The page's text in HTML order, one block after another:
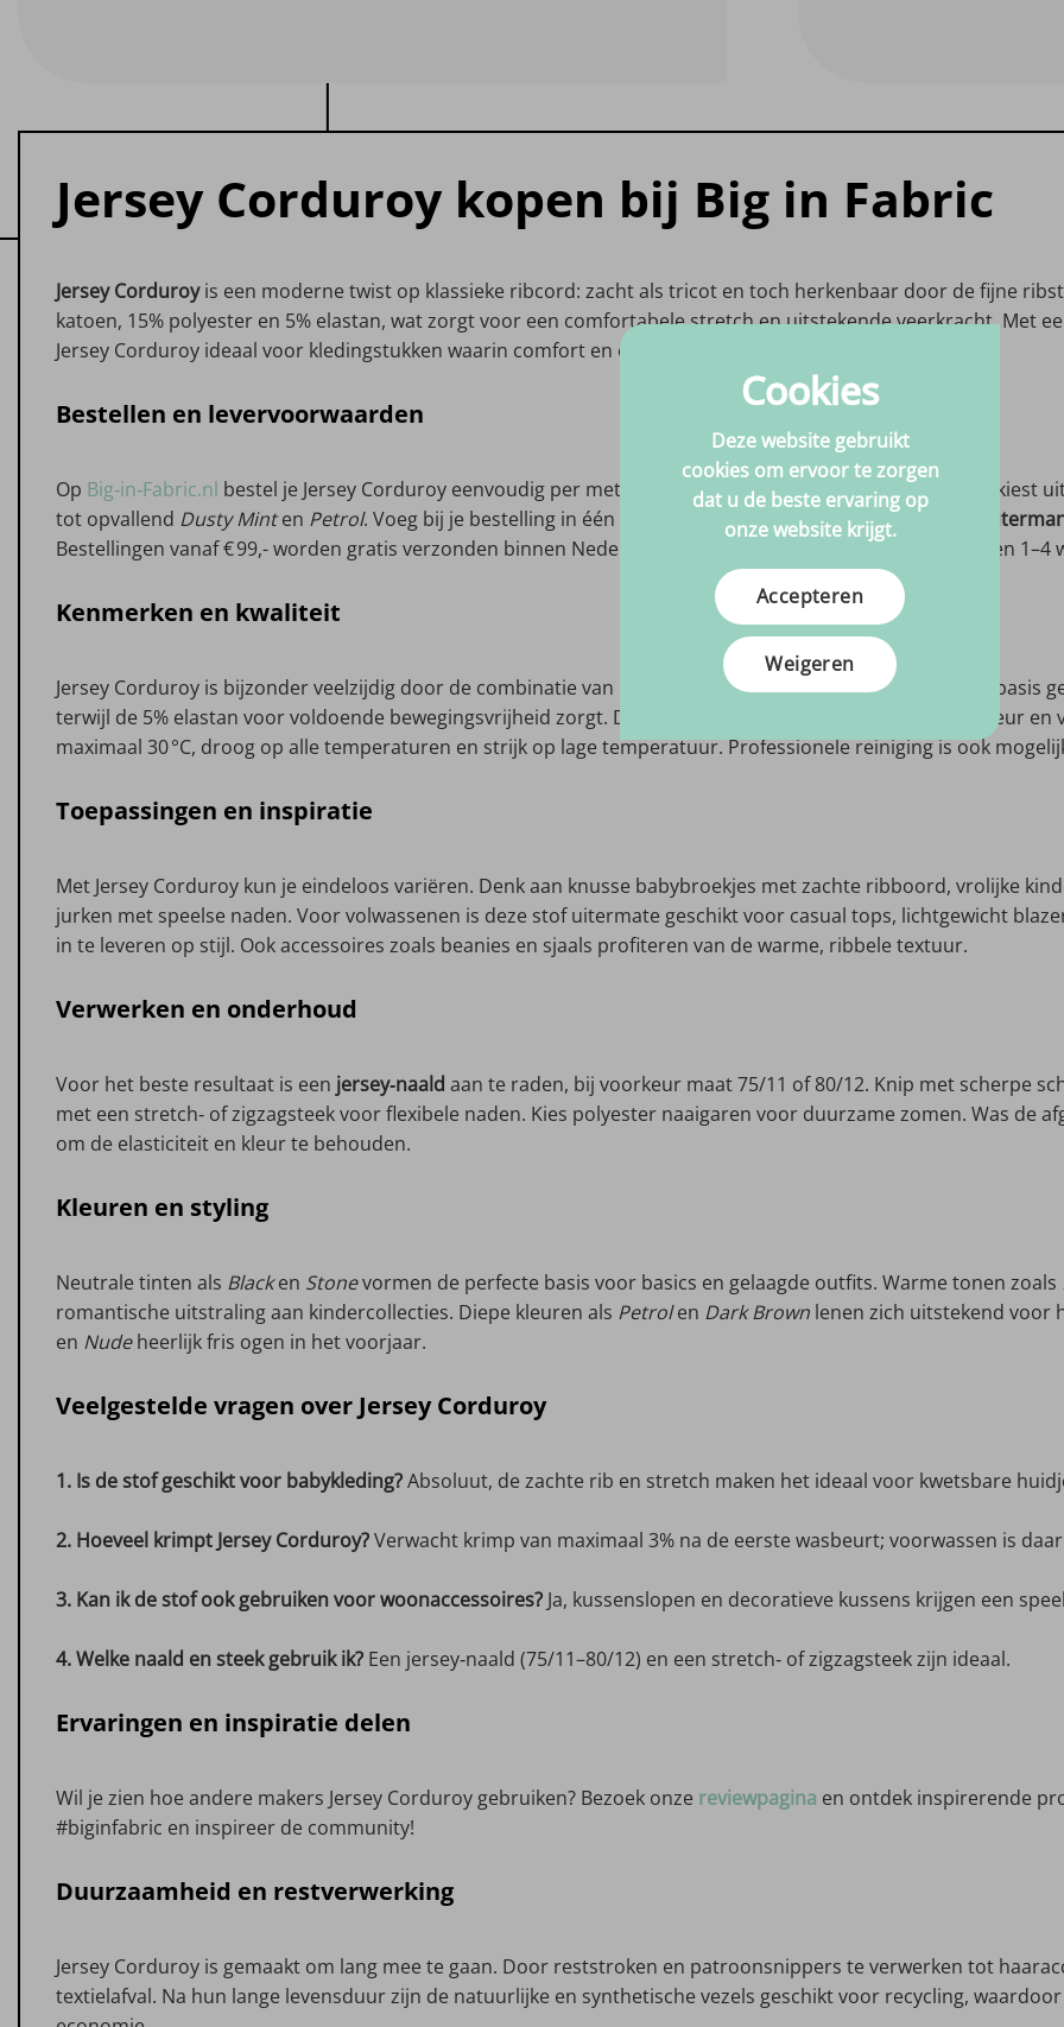
Jersey Corduroy kopen bij Big in Fabric
Jersey Corduroyis een moderne twist op klassieke ribcord: zacht als tricot en toch herkenbaar door de fijne
katoen, 15% polyester en 5% elastan, wat zorgt voor een comfortabele stretch en uitstekende veerkracht. Met
Jersey Corduroy ideaal voor kledingstukken waarin comfort en een subtiele textuur samenkomen.
Bestellen en levervoorwaarden
Op Big‑in‑Fabric.nl bestel je Jersey Corduroy eenvoudig per meter met een minimale afname van 0,5 m. Je kiest
tot opvallend Dusty Minten Petrol. Voeg bij je bestelling in één klik een pakjejersey‑naaldenen een rol
Bestellingen vanaf € 99,- worden gratis verzonden binnen Nederland en België en komen doorgaans binnen 1–4
Kenmerken en kwaliteit
Jersey Corduroy is bijzonder veelzijdig door de combinatie van ribstructuur en stretch. De 80% katoenen basis
terwijl de 5% elastan voor voldoende bewegingsvrijheid zorgt. Dankzij de polyestermix behoudt de stof kleur en
maximaal 30 °C, droog op alle temperaturen en strijk op lage temperatuur. Professionele reiniging is ook
Toepassingen en inspiratie
Met Jersey Corduroy kun je eindeloos variëren. Denk aan knusse babybroekjes met zachte ribboord, vrolijke
jurken met speelse naden. Voor volwassenen is deze stof uitermate geschikt voor casual tops, lichtgewicht
in te leveren op stijl. Ook accessoires zoals beanies en sjaals profiteren van de warme, ribbele textuur.
Verwerken en onderhoud
Voor het beste resultaat is een jersey‑naald aan te raden, bij voorkeur maat 75/11 of 80/12. Knip met scherpe
met een stretch‑ of zigzagsteek voor flexibele naden. Kies polyester naaigaren voor duurzame zomen. Was de
om de elasticiteit en kleur te behouden.
Kleuren en styling
Neutrale tinten als Blacken Stonevormen de perfecte basis voor basics en gelaagde outfits. Warme tonen zoals
romantische uitstraling aan kindercollecties. Diepe kleuren als Petrolen Dark Brown lenen zich uitstekend voor
en Nudeheerlijk fris ogen in het voorjaar.
Veelgestelde vragen over Jersey Corduroy
1. Is de stof geschikt voor babykleding?Absoluut, de zachte rib en stretch maken het ideaal voor kwetsbare
2. Hoeveel krimpt Jersey Corduroy?Verwacht krimp van maximaal 3% na de eerste wasbeurt; voorwassen is
3. Kan ik de stof ook gebruiken voor woonaccessoires? Ja, kussenslopen en decoratieve kussens krijgen een
4. Welke naald en steek gebruik ik? Een jersey‑naald (75/11–80/12) en een stretch‑ of zigzagsteek zijn ideaal.
Ervaringen en inspiratie delen
Wil je zien hoe andere makers Jersey Corduroy gebruiken? Bezoek onze reviewpagina en ontdek inspirerende
#biginfabric en inspireer de community!
Duurzaamheid en restverwerking
Jersey Corduroy is gemaakt om lang mee te gaan. Door reststroken en patroonsnippers te verwerken tot
textielafval. Na hun lange levensduur zijn de natuurlijke en synthetische vezels geschikt voor recycling,
Cookies
Deze website gebruikt
cookies om ervoor te zorgen
dat u de beste ervaring op
onze website krijgt.
Accepteren
Weigeren